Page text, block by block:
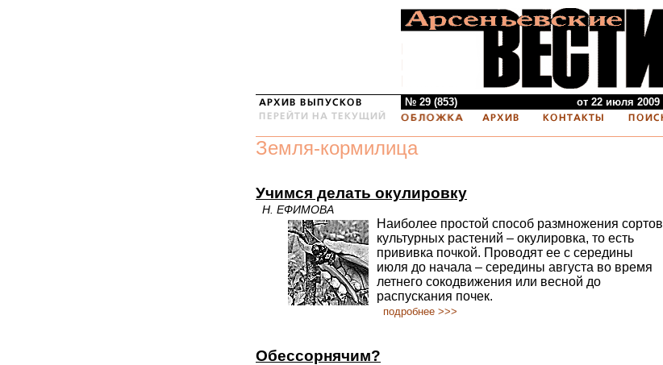
№ 29 (853) от 22 июля 2009
Земля-кормилица
Учимся делать окулировку
Н. ЕФИМОВА
Наиболее простой способ размножения сортов
культурных растений – окулировка, то есть
прививка почкой. Проводят ее с середины
июля до начала – середины августа во время
летнего сокодвижения или весной до
распускания почек.
подробнее >>>
Обессорнячим?